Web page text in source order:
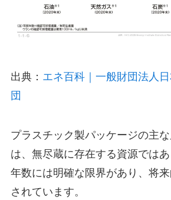
出典： エネ百科｜一般財団法人
団
プラスチック製パッケージの主
は、無尽蔵に存在する資源では
年数には明確な限界があり、将
されています。